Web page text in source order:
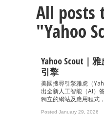
All posts
"Yahoo
Yahoo Scout｜
引擎
美國搜尋引擎雅虎（
出全新人工智能（AI）
獨立的網站及應用程式
Posted January 29, 2026